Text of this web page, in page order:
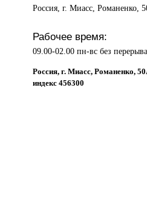
Россия, г. Миасс, Романенко,
Рабочее время:
09.00-02.00 пн-вс без перерыва
Россия, г. Миасс, Романенко,
индекс 456300